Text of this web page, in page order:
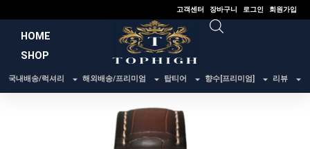
건
너
고객센터 장바구니 로그인 회원가입
HOME
SHOP
국내배송/럭셔리 해외배송/프리미엄 탑티어 향수[프리미엄] 리뷰